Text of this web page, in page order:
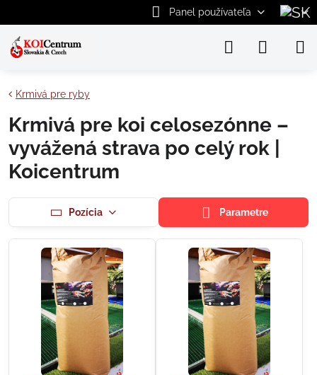
Panel používateľa
Krmivá pre ryby
Krmivá pre koi celosezónne –
vyvážená strava po celý rok |
Koicentrum
Pozícia Parametre